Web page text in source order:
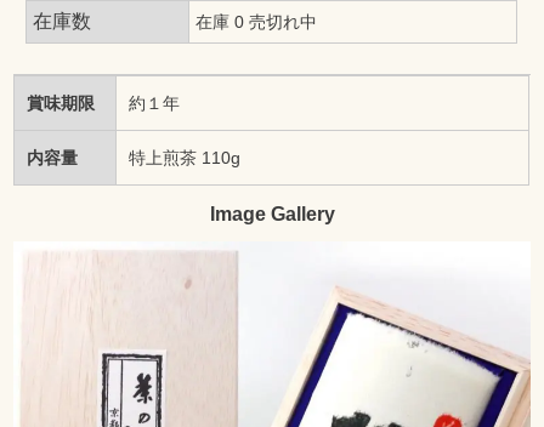
在庫数 在庫 0 売切れ中
賞味期限 約１年
内容量 特上煎茶 110g
Image Gallery